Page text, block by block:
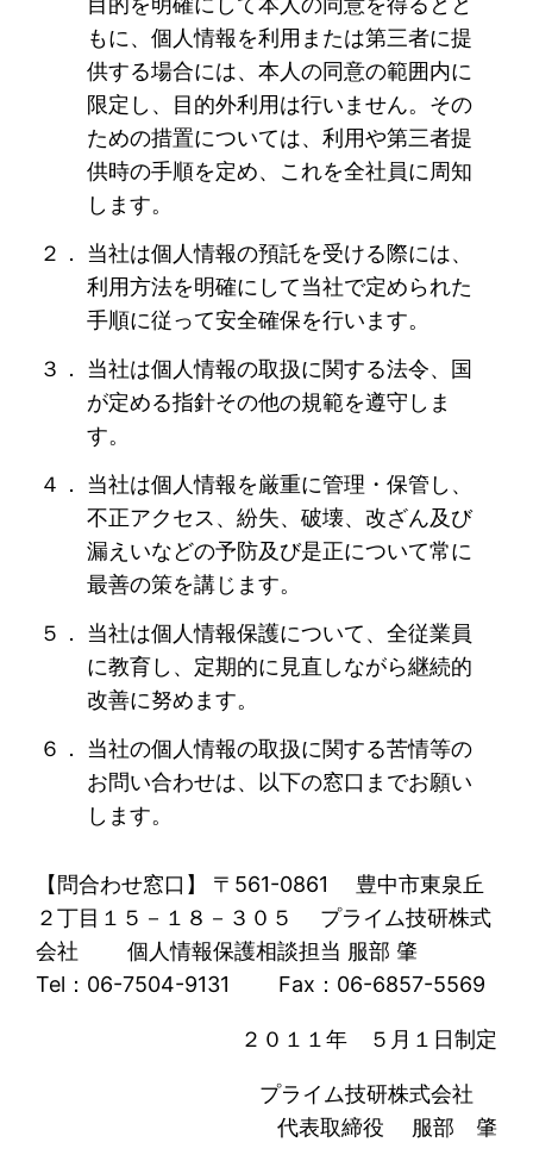
もに、個人情報を利用または第三者に提
供する場合には、本人の同意の範囲内に
限定し、目的外利用は行いません。その
ための措置については、利用や第三者提
供時の手順を定め、これを全社員に周知
します。
２．
当社は個人情報の預託を受ける際には、
利用方法を明確にして当社で定められた
手順に従って安全確保を行います。
３．
当社は個人情報の取扱に関する法令、国
が定める指針その他の規範を遵守しま
す。
４．
当社は個人情報を厳重に管理・保管し、
不正アクセス、紛失、破壊、改ざん及び
漏えいなどの予防及び是正について常に
最善の策を講じます。
５．
当社は個人情報保護について、全従業員
に教育し、定期的に見直しながら継続的
改善に努めます。
６．
当社の個人情報の取扱に関する苦情等の
お問い合わせは、以下の窓口までお願い
します。
【問合わせ窓口】 〒561-0861 豊中市東泉丘
２丁目１５－１８－３０５ プライム技研株式
会社 個人情報保護相談担当 服部 肇
Tel：06-7504-9131 Fax：06-6857-5569
２０１１年 ５月１日制定
プライム技研株式会社
代表取締役 服部 肇